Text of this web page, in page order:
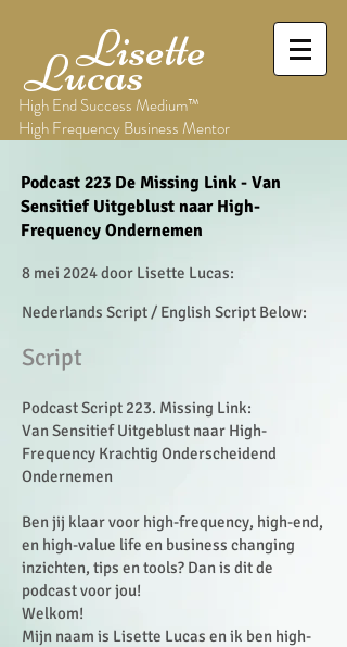
Lisette
Lucas
High End Success Medium™
High Frequency Business Mentor
Podcast 223 De Missing Link - Van
Sensitief Uitgeblust naar High-
Frequency Ondernemen
8 mei 2024 door Lisette Lucas:
Nederlands Script / English Script Below:
Script
Podcast Script 223. Missing Link:
Van Sensitief Uitgeblust naar High-
Frequency Krachtig Onderscheidend
Ondernemen
Ben jij klaar voor high-frequency, high-end,
en high-value life en business changing
inzichten, tips en tools? Dan is dit de
podcast voor jou!
Welkom!
Mijn naam is Lisette Lucas en ik ben high-